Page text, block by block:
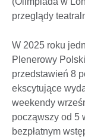
przeglądy
W 2025 roku
Plenerowy
przedstawień 8
ekscytujące
weekendy
począwszy od 5
bezpłatnym